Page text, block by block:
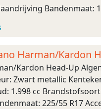
Bandenmaat:
Harman/Kardon
Kardon Head-Up
Zwart metallic
1.998 cc
225/55 R17